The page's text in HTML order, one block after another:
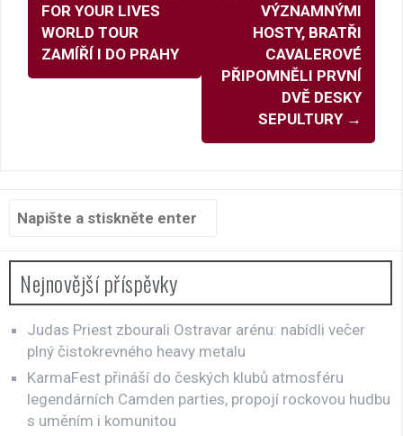
FOR YOUR LIVES
WORLD TOUR
ZAMÍŘÍ I DO PRAHY
VÝZNAMNÝMI
HOSTY, BRATŘI
CAVALEROVÉ
PŘIPOMNĚLI PRVNÍ
DVĚ DESKY
SEPULTURY →
Hledat:
Nejnovější příspěvky
Judas Priest zbourali Ostravar arénu: nabídli večer
plný čistokrevného heavy metalu
KarmaFest přináší do českých klubů atmosféru
legendárních Camden parties, propojí rockovou hudbu
s uměním i komunitou